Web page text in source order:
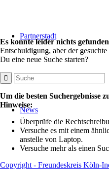
Partnerstadt
News
Es konnte leider nichts
Entschuldigung, aber der
Du eine neue Suche starten?
Um die besten Suchergebnisse
Hinweise:
Überprüfe die
Versuche es mit einem
anstelle von Laptop.
Versuche mehr als einen
Copyright - Freundeskreis Köln-